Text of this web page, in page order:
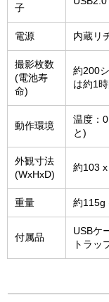
子
電源 内蔵リ
撮影枚数
(電池寿
命)
約200
は約1
動作環境
温度：
と)
外観寸法
(WxHxD)
約103
重量 約115g
付属品
USBケ
トラッ